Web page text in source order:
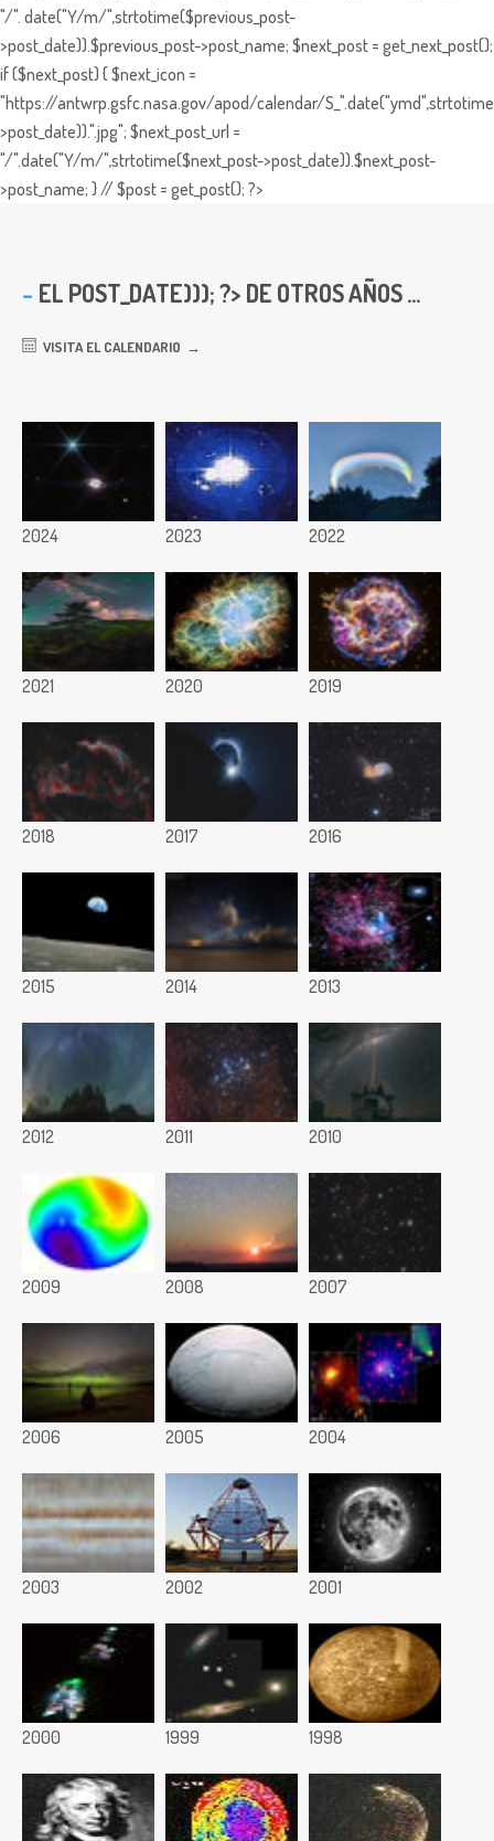
"/". date("Y/m/",strtotime($previous_post-
>post_date)).$previous_post->post_name; $next_post = get_next_post();
if ($next_post) { $next_icon =
"https://antwrp.gsfc.nasa.gov/apod/calendar/
>post_date)).".jpg"; $next_post_url =
"/".date("Y/m/",strtotime($next_post->post_date)).$next_post-
>post_name; } // $post = get_post(); ?>
EL POST_DATE))); ?> DE OTROS AÑOS ...
VISITA EL CALENDARIO
2024 2023 2022
2021 2020 2019
2018 2017 2016
2015 2014 2013
2012 2011 2010
2009 2008 2007
2006 2005 2004
2003 2002 2001
2000 1999 1998